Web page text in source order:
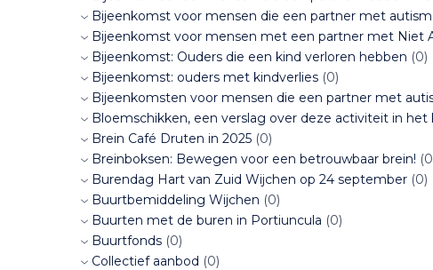
Bijeenkomst voor mensen die een partner met
Bijeenkomst voor mensen met een partner met Niet
Bijeenkomst: Ouders die een kind verloren hebben (0)
Bijeenkomst: ouders met kindverlies (0)
Bijeenkomsten voor mensen die een partner met
Bloemschikken, een verslag over deze activiteit in
Brein Café Druten in 2025 (0)
Breinboksen: Bewegen voor een betrouwbaar brein!
Burendag Hart van Zuid Wijchen op 24 september (0)
Buurtbemiddeling Wijchen (0)
Buurten met de buren in Portiuncula (0)
Buurtfonds (0)
Collectief aanbod (0)